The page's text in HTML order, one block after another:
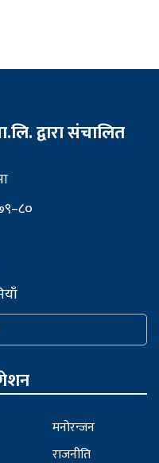
द्वारा संचालित
मनोरन्जन
राजनीति